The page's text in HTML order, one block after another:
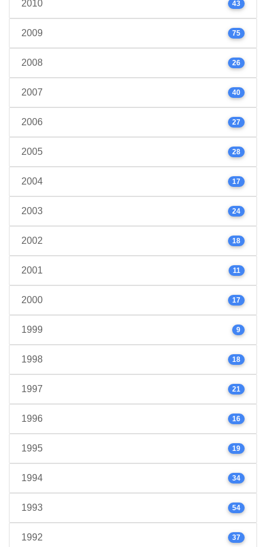
2010 43
2009 75
2008 26
2007 40
2006 27
2005 28
2004 17
2003 24
2002 18
2001 11
2000 17
1999 9
1998 18
1997 21
1996 16
1995 19
1994 34
1993 54
1992 37